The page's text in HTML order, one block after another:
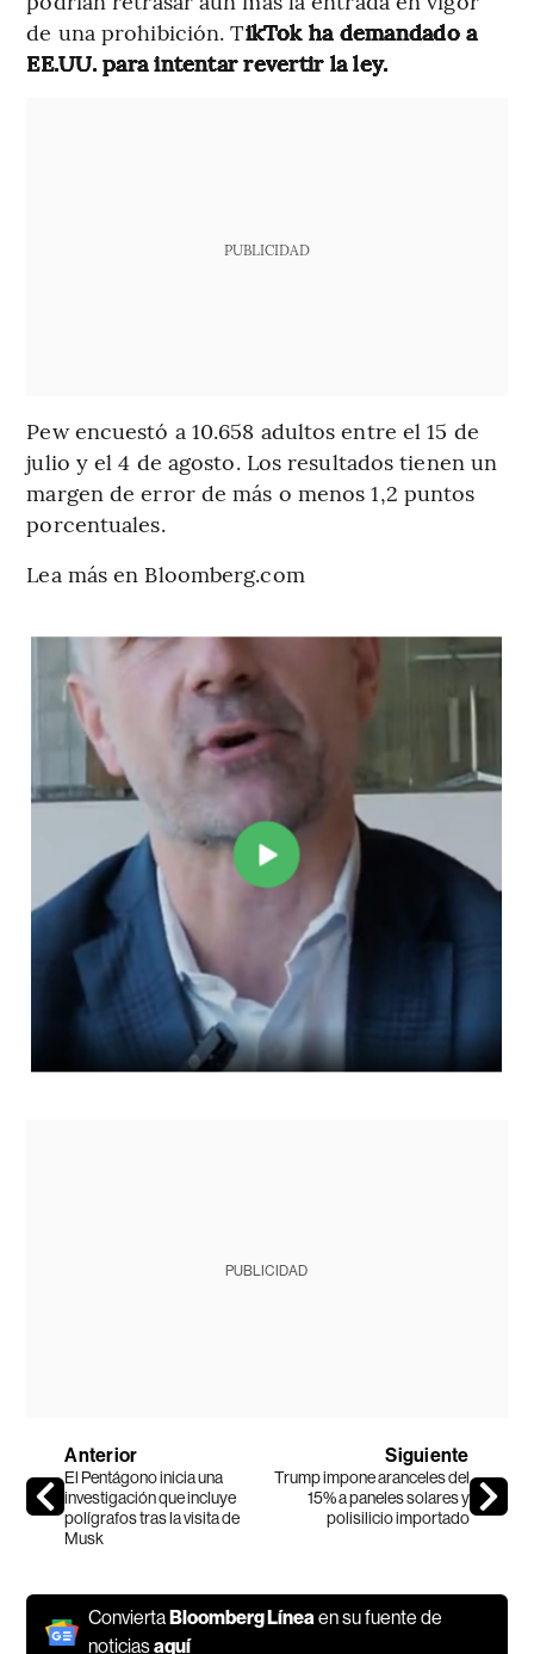
de una prohibición. TikTok ha demandado a
EE.UU. para intentar revertir la ley.
PUBLICIDAD
Pew encuestó a 10.658 adultos entre el 15 de
julio y el 4 de agosto. Los resultados tienen un
margen de error de más o menos 1,2 puntos
porcentuales.
Lea más en Bloomberg.com
PUBLICIDAD
Anterior
El Pentágono inicia una
investigación que incluye
polígrafos tras la visita de
Musk
Siguiente
Trump impone aranceles del
15% a paneles solares y
polisilicio importado
ConviertaBloomberg Líneaen su fuente de
noticiasaquí